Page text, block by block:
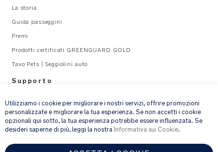
La storia
Guida passeggini
Premi
Prodotti certificati GREENGUARD GOLD
Tavo Pets | Seggiolini auto
Supporto
email address ISCRIVITI
Utilizziamo i cookie per migliorare i nostri servizi, offrire promozioni
personalizzate e migliorare la tua esperienza. Se non accetti i cookie
opzionali qui sotto, la tua esperienza potrebbe essere influenzata. Se
desideri saperne di più, leggi la nostra Informativa sui Cookie.